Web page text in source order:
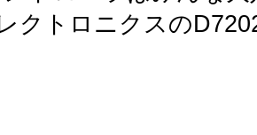
クトロニクスの